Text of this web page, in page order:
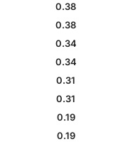
0.38
0.38
0.34
0.34
0.31
0.31
0.19
0.19